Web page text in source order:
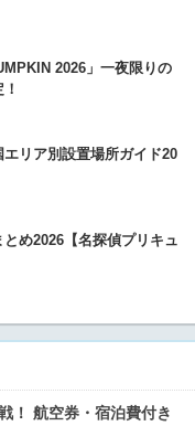
2026」一夜限りの
リア別設置場所ガイド20
め2026【名探偵プリキュ
！ 航空券・宿泊費付き